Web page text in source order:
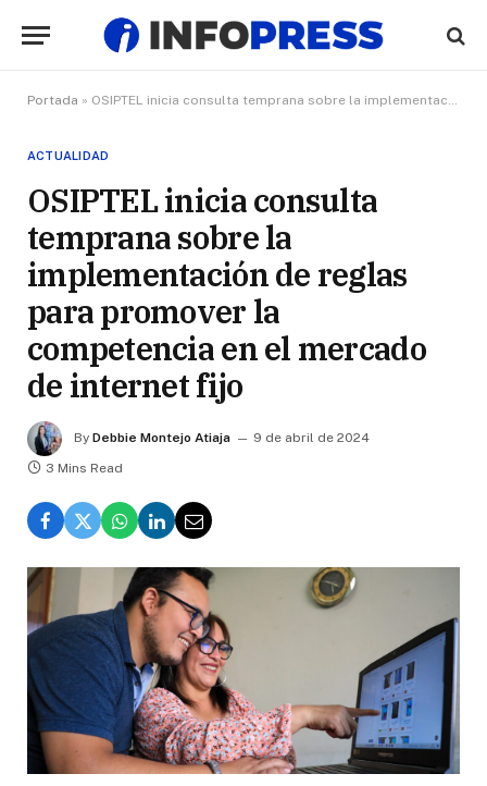
Portada » OSIPTEL inicia consulta temprana sobre la implementación de reglas para promover la competencia en el mercado de internet fijo
ACTUALIDAD
OSIPTEL inicia consulta
temprana sobre la
implementación de reglas
para promover la
competencia en el mercado
de internet fijo
By Debbie Montejo Atiaja
9 de abril de 2024
3 Mins Read